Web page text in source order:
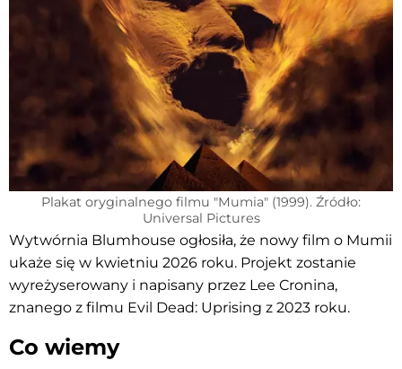
Plakat oryginalnego filmu "Mumia" (1999). Źródło:
Universal Pictures
Wytwórnia Blumhouse ogłosiła, że nowy film o Mumii
ukaże się w kwietniu 2026 roku. Projekt zostanie
wyreżyserowany i napisany przez Lee Cronina,
znanego z filmu Evil Dead: Uprising z 2023 roku.
Co wiemy